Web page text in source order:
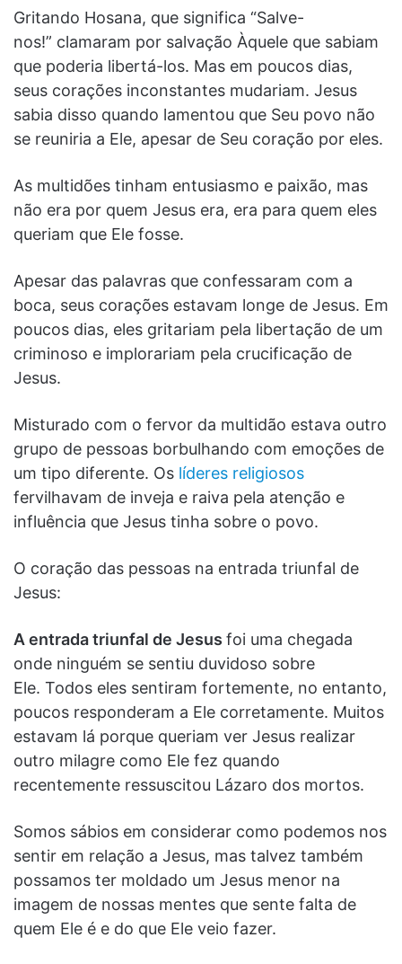
Gritando Hosana, que significa “Salve-
nos!” clamaram por salvação Àquele que sabiam
que poderia libertá-los. Mas em poucos dias,
seus corações inconstantes mudariam. Jesus
sabia disso quando lamentou que Seu povo não
se reuniria a Ele, apesar de Seu coração por eles.
As multidões tinham entusiasmo e paixão, mas
não era por quem Jesus era, era para quem eles
queriam que Ele fosse.
Apesar das palavras que confessaram com a
boca, seus corações estavam longe de Jesus. Em
poucos dias, eles gritariam pela libertação de um
criminoso e implorariam pela crucificação de
Jesus.
Misturado com o fervor da multidão estava outro
grupo de pessoas borbulhando com emoções de
um tipo diferente. Os líderes religiosos
fervilhavam de inveja e raiva pela atenção e
influência que Jesus tinha sobre o povo.
O coração das pessoas na entrada triunfal de
Jesus:
A entrada triunfal de Jesus foi uma chegada
onde ninguém se sentiu duvidoso sobre
Ele. Todos eles sentiram fortemente, no entanto,
poucos responderam a Ele corretamente. Muitos
estavam lá porque queriam ver Jesus realizar
outro milagre como Ele fez quando
recentemente ressuscitou Lázaro dos mortos.
Somos sábios em considerar como podemos nos
sentir em relação a Jesus, mas talvez também
possamos ter moldado um Jesus menor na
imagem de nossas mentes que sente falta de
quem Ele é e do que Ele veio fazer.